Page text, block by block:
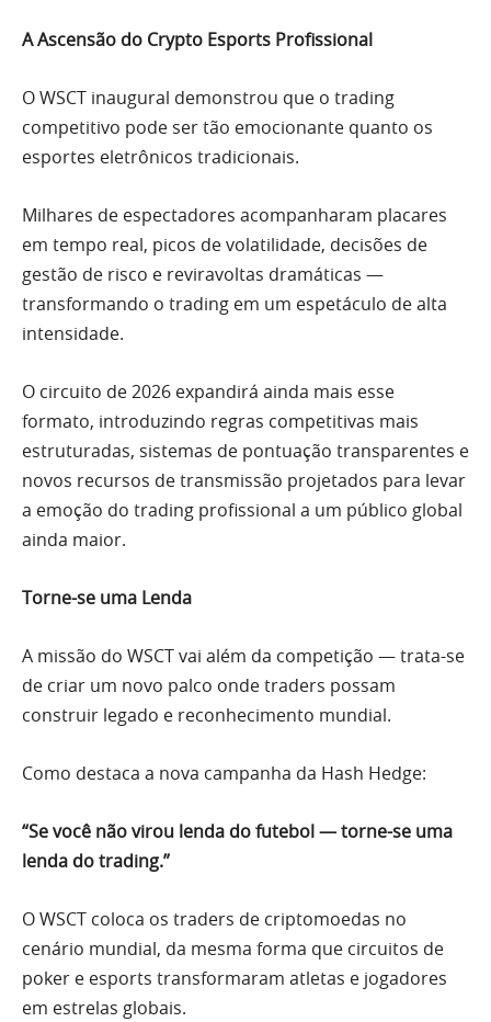
A Ascensão do Crypto Esports Profissional
O WSCT inaugural demonstrou que o trading
competitivo pode ser tão emocionante quanto os
esportes eletrônicos tradicionais.
Milhares de espectadores acompanharam placares
em tempo real, picos de volatilidade, decisões de
gestão de risco e reviravoltas dramáticas —
transformando o trading em um espetáculo de alta
intensidade.
O circuito de 2026 expandirá ainda mais esse
formato, introduzindo regras competitivas mais
estruturadas, sistemas de pontuação transparentes e
novos recursos de transmissão projetados para levar
a emoção do trading profissional a um público global
ainda maior.
Torne-se uma Lenda
A missão do WSCT vai além da competição — trata-se
de criar um novo palco onde traders possam
construir legado e reconhecimento mundial.
Como destaca a nova campanha da Hash Hedge:
“Se você não virou lenda do futebol — torne-se uma
lenda do trading.”
O WSCT coloca os traders de criptomoedas no
cenário mundial, da mesma forma que circuitos de
poker e esports transformaram atletas e jogadores
em estrelas globais.